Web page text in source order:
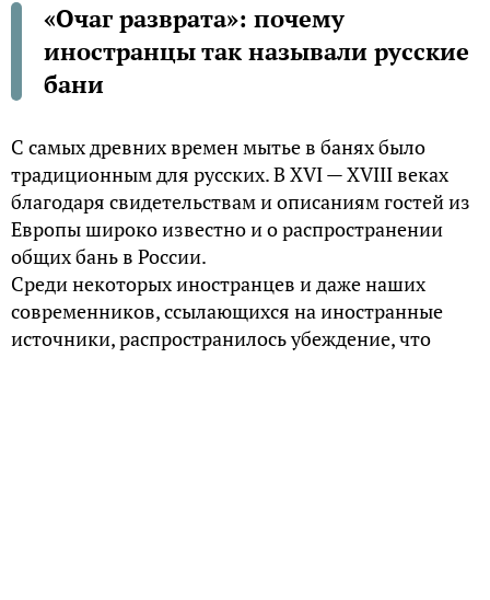
«Очаг разврата»: почему
иностранцы так называли русские
бани
С самых древних времен мытье в банях было
традиционным для русских. В XVI — XVIII веках
благодаря свидетельствам и описаниям гостей из
Европы широко известно и о распространении
общих бань в России.
Среди некоторых иностранцев и даже наших
современников, ссылающихся на иностранные
источники, распространилось убеждение, что